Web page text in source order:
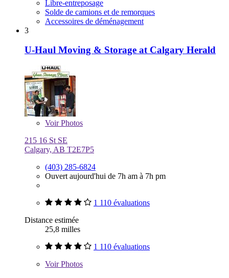
Libre-entreposage
Solde de camions et de remorques
Accessoires de déménagement
3
U-Haul Moving & Storage at Calgary Herald
VoirPhotos
215 16 St SE
Calgary, AB T2E7P5
(403) 285-6824
Ouvert aujourd'hui de 7h am à 7h pm
1 110 évaluations
Distance estimée
25,8 milles
1 110 évaluations
VoirPhotos